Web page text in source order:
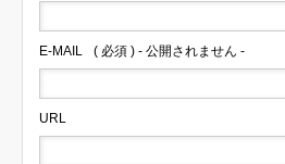
E-MAIL ( 必須 ) - 公開されません -
URL